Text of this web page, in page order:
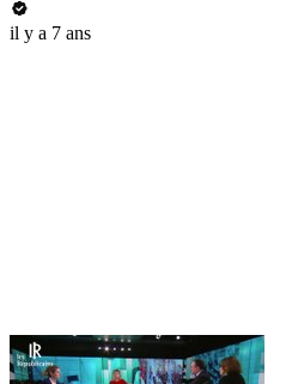
il y a 7 ans